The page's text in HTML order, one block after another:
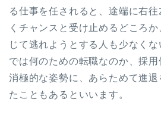
る仕事を任されると、途端に右
くチャンスと受け止めるどころ
じて逃れようとする人も少なく
では何のための転職なのか、採
消極的な姿勢に、あらためて進
たこともあるといいます。